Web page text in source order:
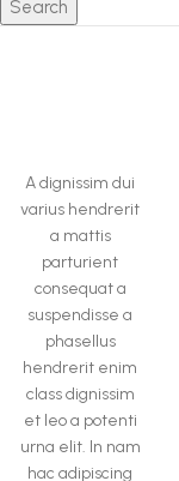
Search
A dignissim dui
varius hendrerit
a mattis
parturient
consequat a
suspendisse a
phasellus
hendrerit enim
class dignissim
et leo a potenti
urna elit. In nam
hac adipiscing